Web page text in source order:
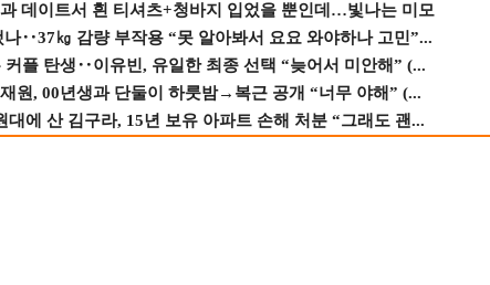
데이트서 흰 티셔츠+청바지 입었을 뿐인데…빛나는 미모
나‥37㎏ 감량 부작용 “못 알아봐서 요요 와야하나 고민”...
커플 탄생‥이유빈, 유일한 최종 선택 “늦어서 미안해” (...
원, 00년생과 단둘이 하룻밤→복근 공개 “너무 야해” (...
대에 산 김구라, 15년 보유 아파트 손해 처분 “그래도 괜...